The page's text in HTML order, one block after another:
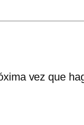
vez que